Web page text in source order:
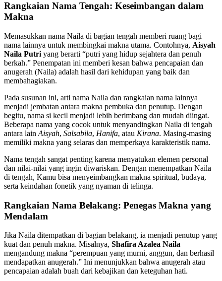
Rangkaian Nama Tengah: Keseimbangan dalam
Makna
Memasukkan nama Naila di bagian tengah memberi ruang bagi
nama lainnya untuk membingkai makna utama. Contohnya, Aisyah
Naila Putri yang berarti “putri yang hidup sejahtera dan penuh
berkah.” Penempatan ini memberi kesan bahwa pencapaian dan
anugerah (Naila) adalah hasil dari kehidupan yang baik dan
membahagiakan.
Pada susunan ini, arti nama Naila dan rangkaian nama lainnya
menjadi jembatan antara makna pembuka dan penutup. Dengan
begitu, nama si kecil menjadi lebih berimbang dan mudah diingat.
Beberapa nama yang cocok untuk menyandingkan Naila di tengah
antara lain Aisyah, Salsabila, Hanifa, atau Kirana. Masing-masing
memiliki makna yang selaras dan memperkaya karakteristik nama.
Nama tengah sangat penting karena menyatukan elemen personal
dan nilai-nilai yang ingin diwariskan. Dengan menempatkan Naila
di tengah, Kamu bisa menyeimbangkan makna spiritual, budaya,
serta keindahan fonetik yang nyaman di telinga.
Rangkaian Nama Belakang: Penegas Makna yang
Mendalam
Jika Naila ditempatkan di bagian belakang, ia menjadi penutup yang
kuat dan penuh makna. Misalnya, Shafira Azalea Naila
mengandung makna “perempuan yang murni, anggun, dan berhasil
mendapatkan anugerah.” Ini menunjukkan bahwa anugerah atau
pencapaian adalah buah dari kebajikan dan keteguhan hati.